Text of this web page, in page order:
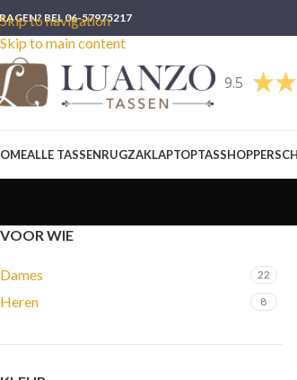
Skip to navigation
Skip to main content
BEL 06-57975217
9.5
ALLE TASSENRUGZAKLAPTOPTASSHOPPER
VOOR WIE
Dames 22
Heren 8